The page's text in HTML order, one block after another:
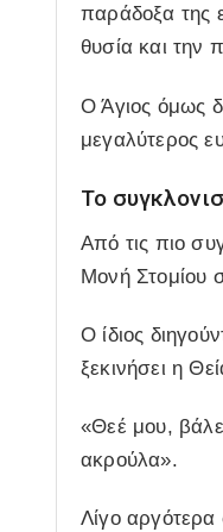
παράδοξα της
θυσία και την
Ο Άγιος όμως
μεγαλύτερος
Το
Από τις πιο
Μονή Στομίου
Ο ίδιος
ξεκινήσει η
«Θεέ μου,
ακρούλα».
Λίγο αργότερα